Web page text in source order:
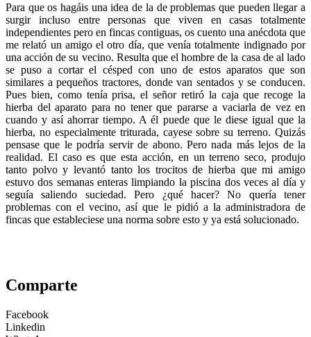
Para que os hagáis una idea de la de problemas que pueden llegar a
surgir incluso entre personas que viven en casas totalmente
independientes pero en fincas contiguas, os cuento una anécdota que
me relató un amigo el otro día, que venía totalmente indignado por
una acción de su vecino. Resulta que el hombre de la casa de al lado
se puso a cortar el césped con uno de estos aparatos que son
similares a pequeños tractores, donde van sentados y se conducen.
Pues bien, como tenía prisa, el señor retiró la caja que recoge la
hierba del aparato para no tener que pararse a vaciarla de vez en
cuando y así ahorrar tiempo. A él puede que le diese igual que la
hierba, no especialmente triturada, cayese sobre su terreno. Quizás
pensase que le podría servir de abono. Pero nada más lejos de la
realidad. El caso es que esta acción, en un terreno seco, produjo
tanto polvo y levantó tanto los trocitos de hierba que mi amigo
estuvo dos semanas enteras limpiando la piscina dos veces al día y
seguía saliendo suciedad. Pero ¿qué hacer? No quería tener
problemas con el vecino, así que le pidió a la administradora de
fincas que estableciese una norma sobre esto y ya está solucionado.
Comparte
Facebook
Linkedin